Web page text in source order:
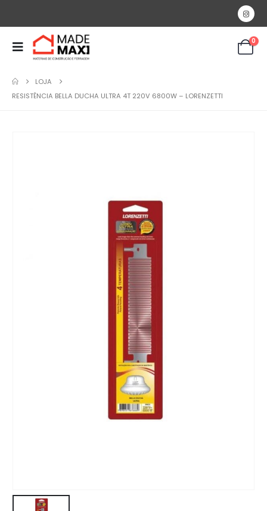
0
LOJA
RESISTÊNCIA BELLA DUCHA ULTRA 4T 220V 6800W – LORENZETTI